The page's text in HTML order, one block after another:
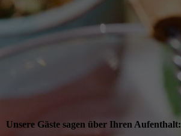
Unsere Gäste sagen über Ihren Aufenthalt: